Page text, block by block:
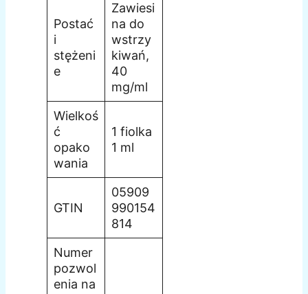
Postać
i
stężeni
e
Zawiesi
na do
wstrzy
kiwań,
40
mg/ml
Wielkoś
ć
opako
wania
1 fiolka
1 ml
GTIN
05909
990154
814
Numer
pozwol
enia na